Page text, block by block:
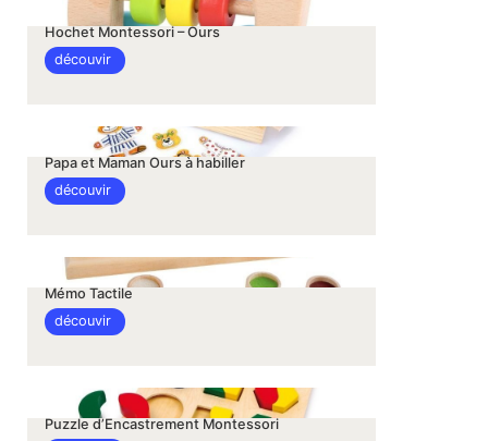
Hochet Montessori – Ours
découvir
Papa et Maman Ours à habiller
découvir
Mémo Tactile
découvir
Puzzle d’Encastrement Montessori